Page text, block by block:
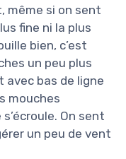
même si on sent
fine ni la plus
bien, c’est
un peu plus
avec bas de ligne
mouches
On sent
un peu de vent